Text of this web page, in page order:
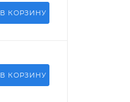
В КОРЗИНУ
В КОРЗИНУ